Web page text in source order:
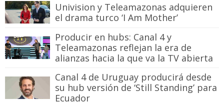
Univision y Teleamazonas adquieren
el drama turco ‘I Am Mother’
Producir en hubs: Canal 4 y
Teleamazonas reflejan la era de
alianzas hacia la que va la TV abierta
Canal 4 de Uruguay producirá desde
su hub versión de ‘Still Standing’ para
Ecuador